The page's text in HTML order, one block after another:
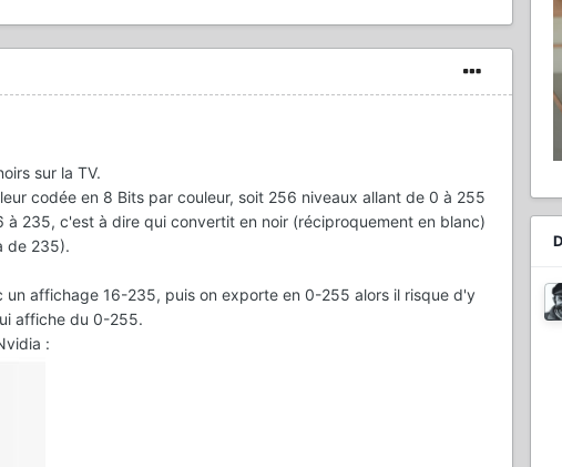
sur la TV.
codée en 8 Bits par couleur, soit 256 niveaux allant de 0 à 255
à 235, c'est à dire qui convertit en noir (réciproquement en blanc)
de 235).
un affichage 16-235, puis on exporte en 0-255 alors il risque d'y
affiche du 0-255.
: